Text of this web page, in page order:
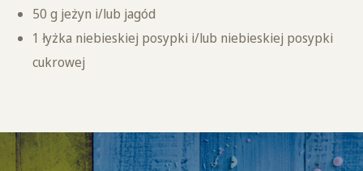
50 g jeżyn i/lub jagód
1 łyżka niebieskiej posypki i/lub niebieskiej posypki
cukrowej